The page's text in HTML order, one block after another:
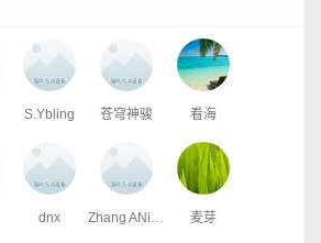
S.Ybling 苍穹神骏 看海
dnx 麦芽